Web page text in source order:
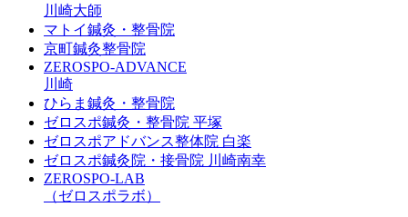
川崎大師
マトイ鍼灸・整骨院
京町鍼灸整骨院
ZEROSPO-ADVANCE
川崎
ひらま鍼灸・整骨院
ゼロスポ鍼灸・整骨院 平塚
ゼロスポアドバンス整体院 白楽
ゼロスポ鍼灸院・接骨院 川崎南幸
ZEROSPO-LAB
（ゼロスポラボ）